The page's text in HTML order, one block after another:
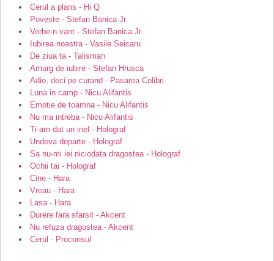
Cerul a plans - Hi Q
Poveste - Stefan Banica Jr.
Vorbe-n vant - Stefan Banica Jr.
Iubirea noastra - Vasile Seicaru
De ziua ta - Talisman
Amurg de iubire - Stefan Hrusca
Adio, deci pe curand - Pasarea Colibri
Luna in camp - Nicu Alifantis
Emotie de toamna - Nicu Alifantis
Nu ma intreba - Nicu Alifantis
Ti-am dat un inel - Holograf
Undeva departe - Holograf
Sa nu-mi iei niciodata dragostea - Holograf
Ochii tai - Holograf
Cine - Hara
Vreau - Hara
Lasa - Hara
Durere fara sfarsit - Akcent
Nu refuza dragostea - Akcent
Cerul - Proconsul